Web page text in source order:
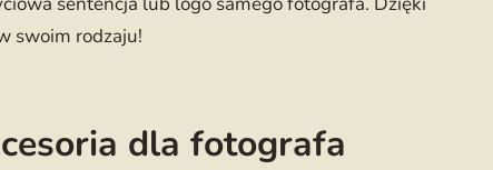
swoim rodzaju!
dla fotografa